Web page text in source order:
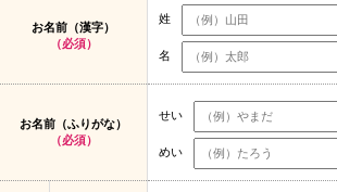
お名前（漢字）
（必須）
姓
名
お名前（ふりがな）
（必須）
せい
めい